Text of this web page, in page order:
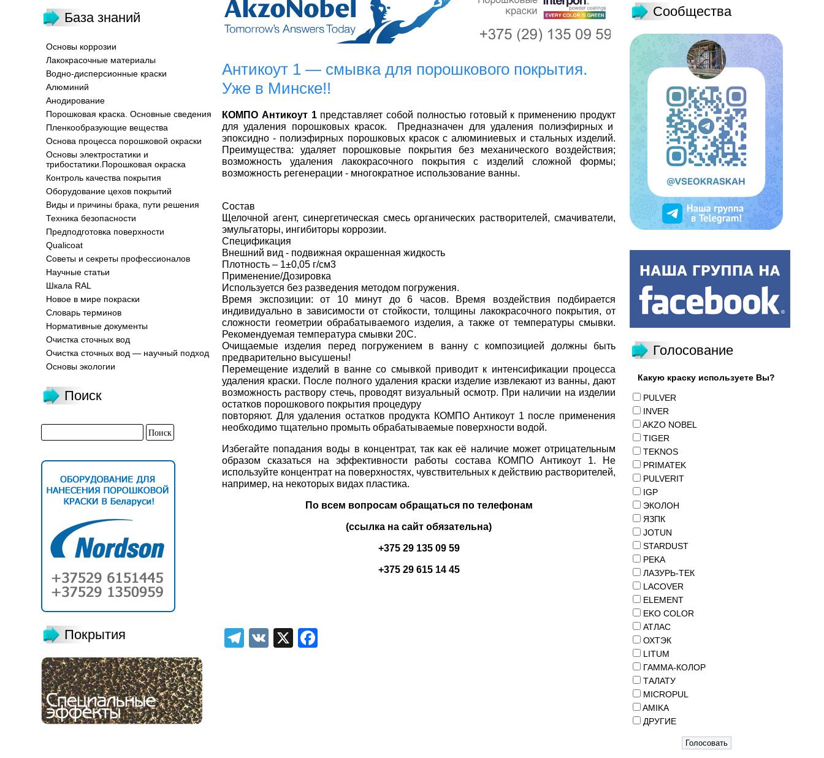
База знаний
Основы коррозии
Лакокрасочные материалы
Водно-дисперсионные краски
Алюминий
Анодирование
Порошковая краска. Основные сведения
Пленкообразующие вещества
Основа процесса порошковой окраски
Основы электростатики и
трибостатики.Порошковая окраска
Контроль качества покрытия
Оборудование цехов покрытий
Виды и причины брака, пути решения
Техника безопасности
Предподготовка поверхности
Qualicoat
Советы и секреты профессионалов
Научные статьи
Шкала RAL
Новое в мире покраски
Словарь терминов
Нормативные документы
Очистка сточных вод
Очистка сточных вод — научный подход
Основы экологии
Поиск
Покрытия
Антикоут 1 — смывка для порошкового покрытия.
Уже в Минске!!
КОМПО Антикоут 1представляет собой полностью готовый к применению продукт
для удаления порошковых красок. Предназначен для удаления полиэфирных и
эпоксидно - полиэфирных порошковых красок с алюминиевых и стальных изделий.
Преимущества: удаляет порошковые покрытия без механического воздействия;
возможность удаления лакокрасочного покрытия с изделий сложной формы;
возможность регенерации - многократное использование ванны.
Состав
Щелочной агент, синергетическая смесь органических растворителей, смачиватели,
эмульгаторы, ингибиторы коррозии.
Спецификация
Внешний вид - подвижная окрашенная жидкость
Плотность – 1±0,05 г/см3
Применение/Дозировка
Используется без разведения методом погружения.
Время экспозиции: от 10 минут до 6 часов. Время воздействия подбирается
индивидуально в зависимости от стойкости, толщины лакокрасочного покрытия, от
сложности геометрии обрабатываемого изделия, а также от температуры смывки.
Рекомендуемая температура смывки 20С.
Очищаемые изделия перед погружением в ванну с композицией должны быть
предварительно высушены!
Перемещение изделий в ванне со смывкой приводит к интенсификации процесса
удаления краски. После полного удаления краски изделие извлекают из ванны, дают
возможность раствору стечь, проводят визуальный осмотр. При наличии на изделии
остатков порошкового покрытия процедуру
повторяют. Для удаления остатков продукта КОМПО Антикоут 1 после применения
необходимо тщательно промыть обрабатываемые поверхности водой.
Избегайте попадания воды в концентрат, так как её наличие может отрицательным
образом сказаться на эффективности работы состава КОМПО Антикоут 1. Не
используйте концентрат на поверхностях, чувствительных к действию растворителей,
например, на некоторых видах пластика.
По всем вопросам обращаться по телефонам
(ссылка на сайт обязательна)
+375 29 135 09 59
+375 29 615 14 45
Telegram
VK X
Сообщества
Голосование
Какую краску используете Вы?
PULVER
INVER
AKZO NOBEL
TIGER
TEKNOS
PRIMATEK
PULVERIT
IGP
ЭКОЛОН
ЯЗПК
JOTUN
STARDUST
PEKA
ЛАЗУРЬ-ТЕК
LACOVER
ELEMENT
EKO COLOR
АТЛАС
ОХТЭК
LITUM
ГАММА-КОЛОР
ТАЛАТУ
MICROPUL
AMIKA
ДРУГИЕ